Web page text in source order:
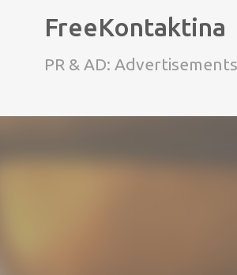
FreeKontaktina
PR & AD: